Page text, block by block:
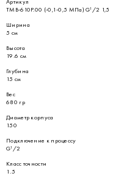
ТМВ-610Р.00 (-0,1-0,5 МПа) G¹/2 1,5
Ширина
5 см
Высота
19.6 см
Глубина
15 см
Вес
680 гр
Диаметр корпуса
150
Подключение к процессу
G¹/2
Класс точности
1.5